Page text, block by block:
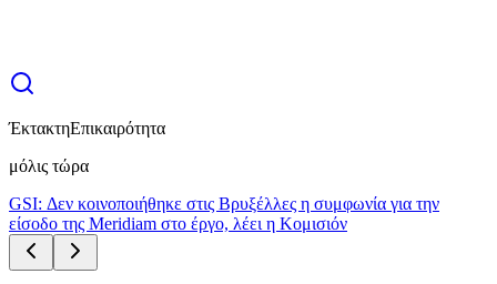
ΈκτακτηΕπικαιρότητα
μόλις τώρα
GSI: Δεν κοινοποιήθηκε στις Βρυξέλλες η συμφωνία για την
είσοδο της Meridiam στο έργο, λέει η Κομισιόν